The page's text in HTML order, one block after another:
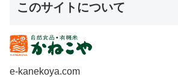
このサイトについて
e-kanekoya.com